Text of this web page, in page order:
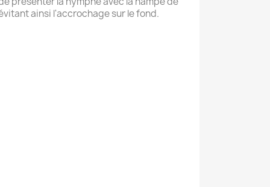
ainsi l'accrochage sur le fond.